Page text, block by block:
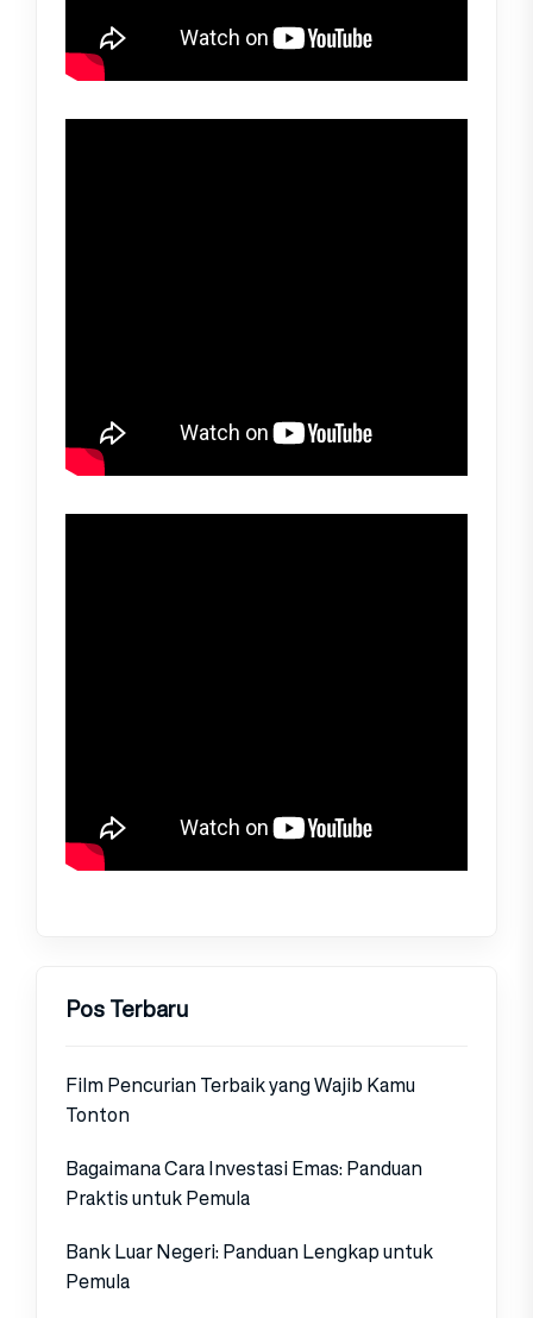
Pos Terbaru
Film Pencurian Terbaik yang Wajib Kamu
Tonton
Bagaimana Cara Investasi Emas: Panduan
Praktis untuk Pemula
Bank Luar Negeri: Panduan Lengkap untuk
Pemula